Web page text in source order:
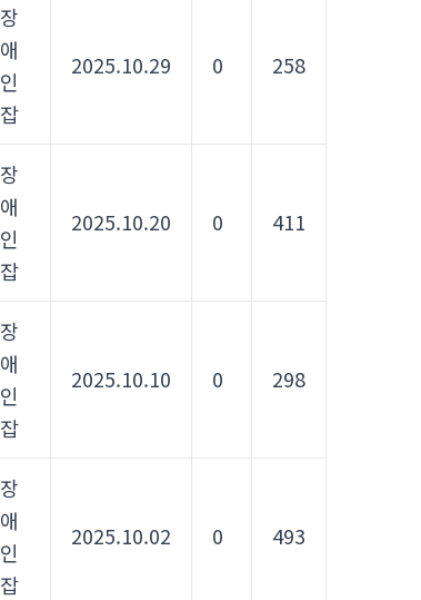
장
애
인
잡
2025.10.29 0 258
장
애
인
잡
2025.10.20 0 411
장
애
인
잡
2025.10.10 0 298
장
애
인
잡
2025.10.02 0 493